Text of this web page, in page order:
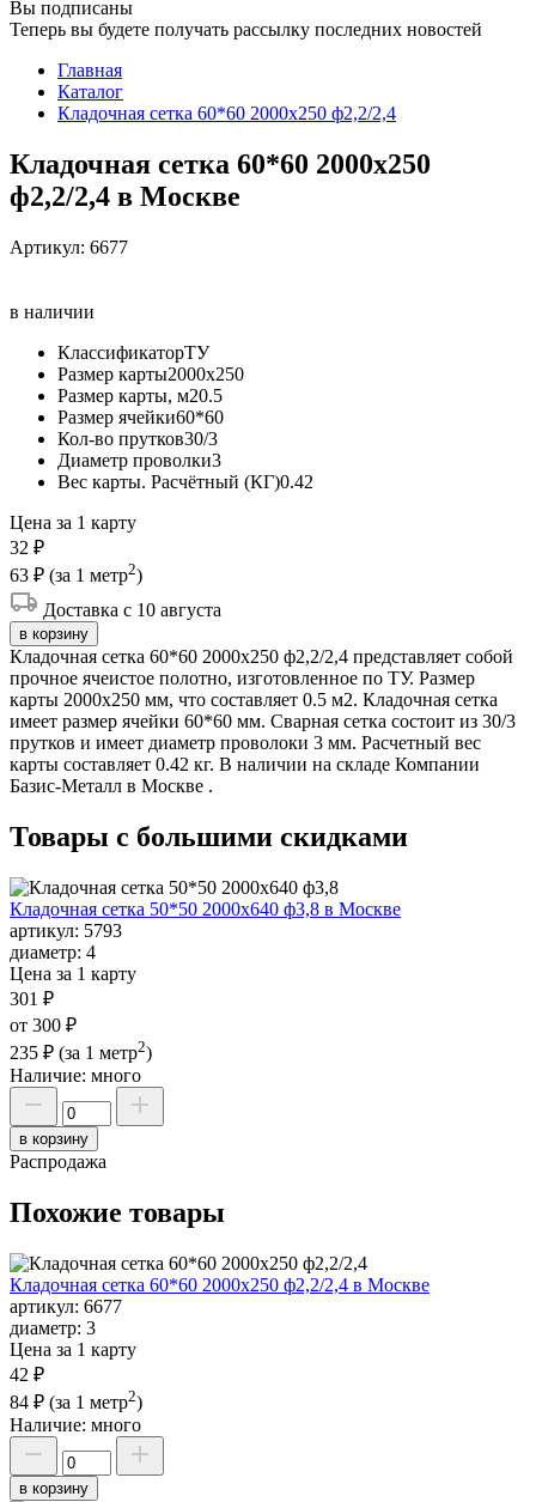
Вы подписаны
Теперь вы будете получать рассылку последних новостей
Главная
Каталог
Кладочная сетка 60*60 2000х250 ф2,2/2,4
Кладочная сетка 60*60 2000х250
ф2,2/2,4 в Москве
Артикул: 6677
в наличии
КлассификаторТУ
Размер карты2000х250
Размер карты, м20.5
Размер ячейки60*60
Кол-во прутков30/3
Диаметр проволки3
Вес карты. Расчётный (КГ)0.42
Цена за 1 карту
32 ₽
63 ₽ (за 1 метр2)
Доставка с 10 августа
в корзину
Кладочная сетка 60*60 2000х250 ф2,2/2,4 представляет собой
прочное ячеистое полотно, изготовленное по ТУ. Размер
карты 2000х250 мм, что составляет 0.5 м2. Кладочная сетка
имеет размер ячейки 60*60 мм. Сварная сетка состоит из 30/3
прутков и имеет диаметр проволоки 3 мм. Расчетный вес
карты составляет 0.42 кг. В наличии на складе Компании
Базис-Металл в Москве .
Товары с большими скидками
Кладочная сетка 50*50 2000х640 ф3,8 в Москве
артикул: 5793
диаметр: 4
Цена за 1 карту
301 ₽
от 300 ₽
235 ₽ (за 1 метр2)
Наличие: много
в корзину
Распродажа
Похожие товары
Кладочная сетка 60*60 2000х250 ф2,2/2,4 в Москве
артикул: 6677
диаметр: 3
Цена за 1 карту
42 ₽
84 ₽ (за 1 метр2)
Наличие: много
в корзину